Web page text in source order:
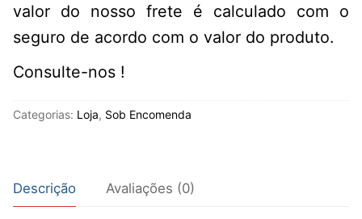
valor do nosso frete é calculado com o
seguro de acordo com o valor do produto.
Consulte-nos !
Categorias: Loja, Sob Encomenda
Descrição Avaliações (0)